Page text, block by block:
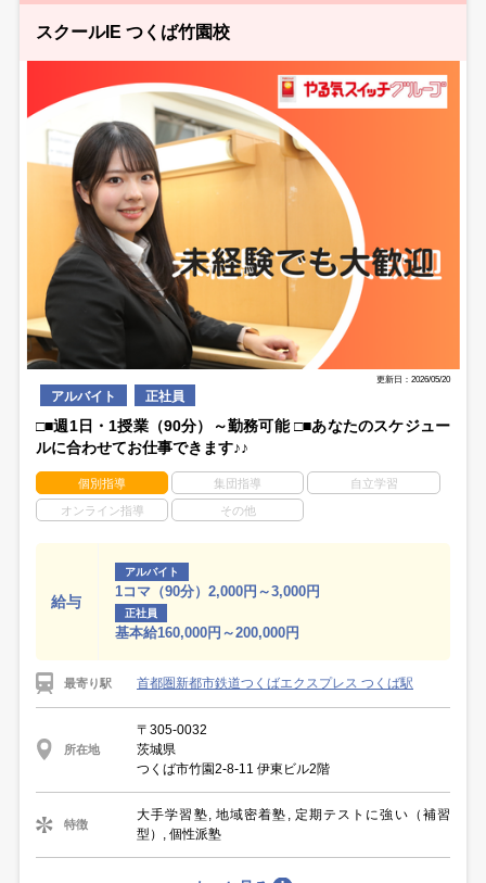
スクールIE つくば竹園校
更新日：2026/05/20
アルバイト 正社員
□■週1日・1授業（90分）～勤務可能 □■あなたのスケジュー
ルに合わせてお仕事できます♪♪
個別指導 集団指導 自立学習
オンライン指導 その他
給与
アルバイト
1コマ（90分）2,000円～3,000円
正社員
基本給160,000円～200,000円
最寄り駅 首都圏新都市鉄道つくばエクスプレス つくば駅
所在地
〒305-0032
茨城県
つくば市竹園2-8-11 伊東ビル2階
特徴
大手学習塾, 地域密着塾, 定期テストに強い（補習
型）, 個性派塾